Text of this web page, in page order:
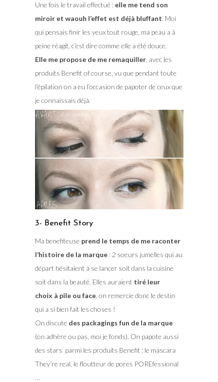
Une fois le travail effectué : elle me tend son
miroir et waouh l’effet est déjà bluffant. Moi
qui pensais finir les yeux tout rouge, ma peau a à
peine réagit, c’est dire comme elle a été douce.
Elle me propose de me remaquiller, avec les
produits Benefit of course, vu que pendant toute
l’épilation on a eu l’occasion de papoter de ceux que
je connaissais déjà.
3- Benefit Story
Ma benefiteuse prend le temps de me raconter
l’histoire de la marque: 2 soeurs jumelles qui au
départ hésitaient à se lancer soit dans la cuisine
soit dans la beauté. Elles auraient tiré leur
choix à pile ou face, on remercie donc le destin
qui a si bien fait les choses !
On discute des packagings fun de la marque
(on adhère ou pas, moi je fonds). On papote aussi
des stars parmi les produits Benefit : le mascara
They’re real, le floutteur de pores POREfessional
…